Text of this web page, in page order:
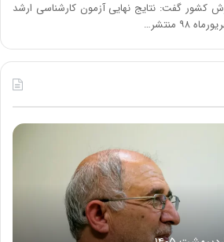
گفت: نتایج نهایی آزمون کارشناسی ارشد
د
ا
ر
د
ر